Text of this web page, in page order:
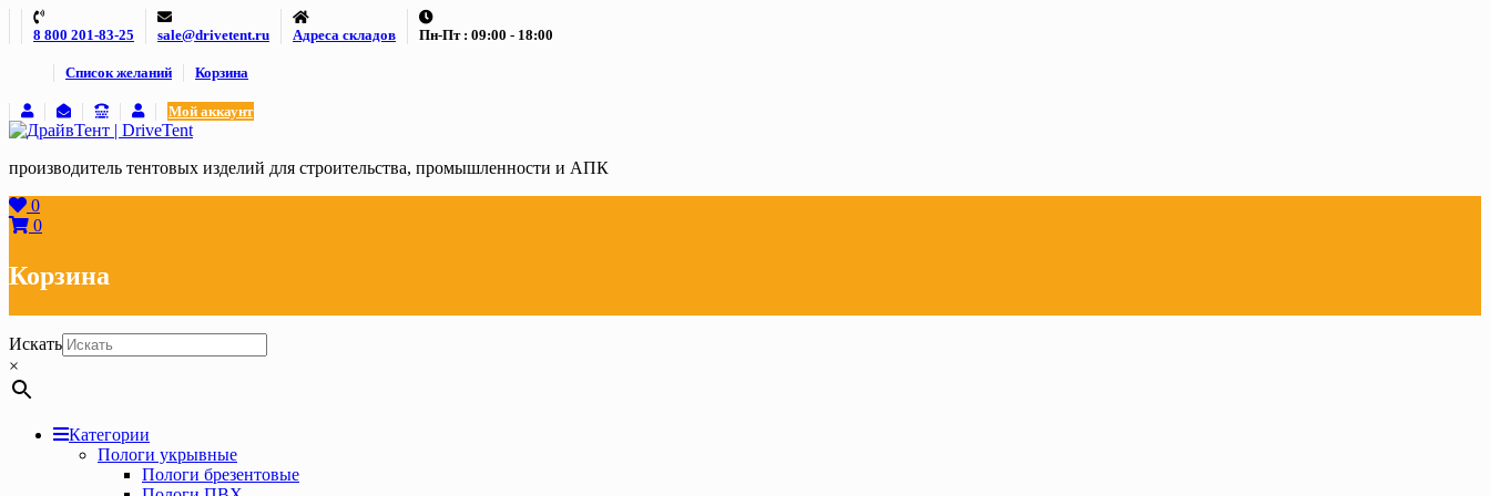
Skip
8 800 201-83-25 sale@drivetent.ru Адреса складов Пн-Пт : 09:00 - 18:00
Список желаний Корзина
Мой аккаунт
производитель тентовых изделий для строительства, промышленности и АПК
0
0
Корзина
Искать
×
Категории
Пологи укрывные
Пологи брезентовые